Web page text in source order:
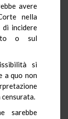
avere
nella
di incidere
o sul
si
a quo non
sarebbe